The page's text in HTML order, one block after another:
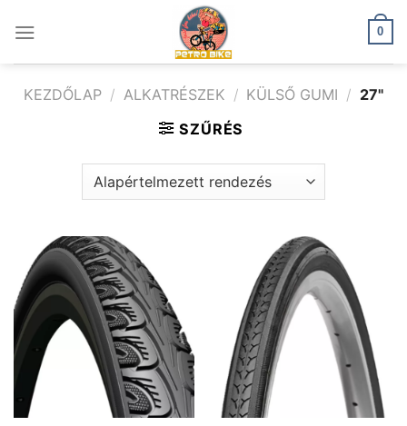
0
KEZDŐLAP / ALKATRÉSZEK / KÜLSŐ GUMI / 27"
SZŰRÉS